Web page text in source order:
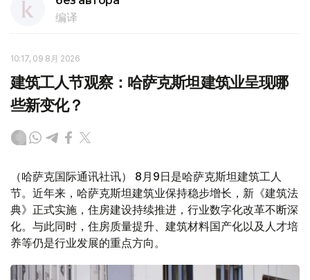
编译
10:17, 09 8月 2026
建筑工人节观察：哈萨克斯坦建筑业呈现哪
些新变化？
（哈萨克国际通讯社讯） 8月9日是哈萨克斯坦建筑工人
节。近年来，哈萨克斯坦建筑业保持稳步增长，新《建筑法
典》正式实施，住房建设持续推进，行业数字化改革不断深
化。与此同时，住房质量提升、建筑材料国产化以及人才培
养等仍是行业发展的重点方向。